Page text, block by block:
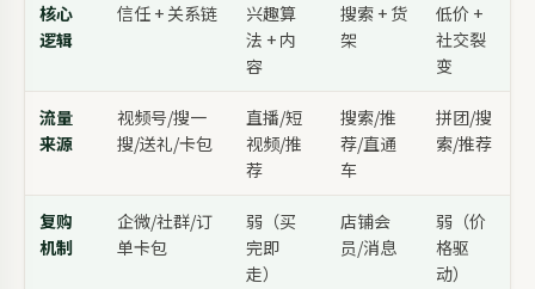
核心
逻辑
信任 + 关系链
兴趣算
法 + 内
容
搜索 + 货
架
低价 +
社交裂
变
流量
来源
视频号/搜一
搜/送礼/卡包
直播/短
视频/推
荐
搜索/推
荐/直通
车
拼团/搜
索/推荐
复购
机制
企微/社群/订
单卡包
弱（买
完即
走）
店铺会
员/消息
弱（价
格驱
动）